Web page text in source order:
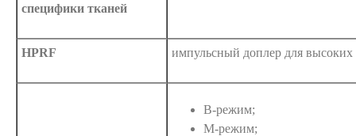
специфики тканей
HPRF импульсный доплер для высоких
B-режим;
M-режим;